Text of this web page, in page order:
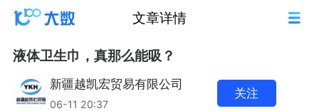
文章详情
液体卫生巾，真那么能吸？
新疆越凯宏贸易有限公司
06-11 20:37
关注